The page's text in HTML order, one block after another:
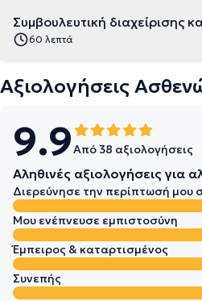
Συμβουλευτική διαχείρισης
60 λεπτά
Αξιολογήσεις
9.9Από 38 αξιολογήσεις
Αληθινές αξιολογήσεις για
Διερεύνησε την περίπτωσή μου
Μου ενέπνευσε εμπιστοσύνη
Έμπειρος & καταρτισμένος
Συνεπής